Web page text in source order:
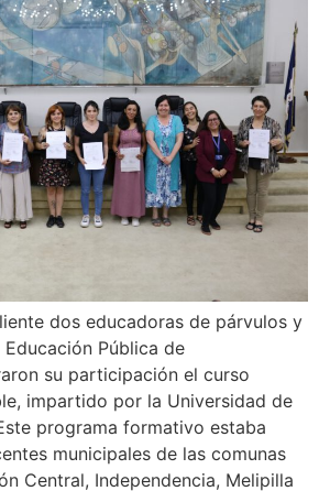
dos educadoras de párvulos y
Pública de
su participación el curso
impartido por la Universidad de
programa formativo estaba
municipales de las comunas
Central, Independencia, Melipilla